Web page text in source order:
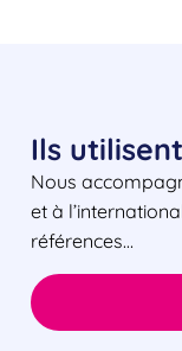
Ils
Nous
et à
références…